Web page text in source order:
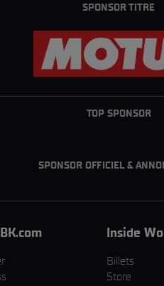
SPONSOR TITRE
TOP SPONSOR
SPONSOR OFFICIEL &
Inside
Billets
Store